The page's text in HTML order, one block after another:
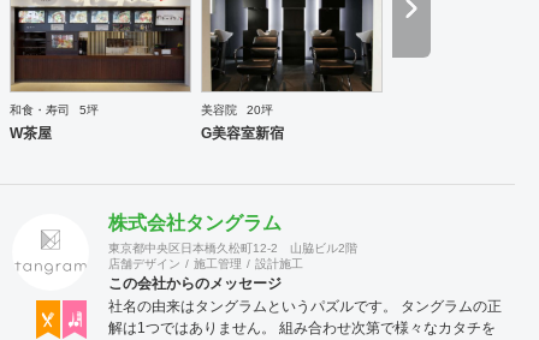
和食・寿司 5坪
W茶屋
美容院 20坪
G美容室新宿
株式会社タングラム
東京都中央区日本橋久松町12-2 山脇ビル2階
店舗デザイン
施工管理 設計施工
この会社からのメッセージ
社名の由来はタングラムというパズルです。 タングラムの正
解は1つではありません。 組み合わせ次第で様々なカタチを